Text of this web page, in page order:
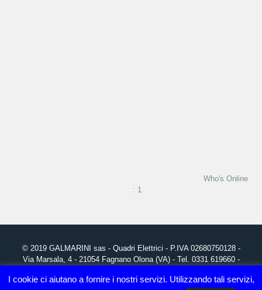
Who's Online
: 1
© 2019 GALMARINI sas - Quadri Elettrici - P.IVA 02680750128 -
Via Marsala, 4 - 21054 Fagnano Olona (VA) - Tel. 0331 619660 -
Grafica, realizzazione Sito Web e Posizionamento SEO:Studio
I cookie ci aiutano a fornire i nostri servizi. Utilizzando tali servizi,